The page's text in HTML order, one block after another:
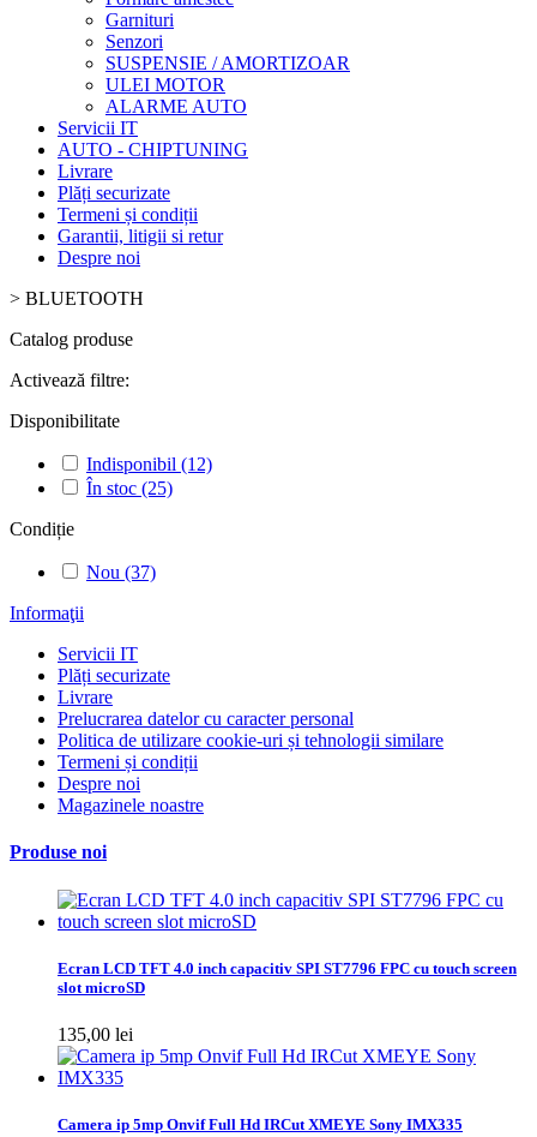
Garnituri
Senzori
SUSPENSIE / AMORTIZOAR
ULEI MOTOR
ALARME AUTO
Servicii IT
AUTO - CHIPTUNING
Livrare
Plăți securizate
Termeni și condiții
Garantii, litigii si retur
Despre noi
> BLUETOOTH
Catalog produse
Activează filtre:
Disponibilitate
Indisponibil (12)
În stoc (25)
Condiție
Nou (37)
Informaţii
Servicii IT
Plăți securizate
Livrare
Prelucrarea datelor cu caracter personal
Politica de utilizare cookie-uri și tehnologii similare
Termeni și condiții
Despre noi
Magazinele noastre
Produse noi
Ecran LCD TFT 4.0 inch capacitiv SPI ST7796 FPC cu touch screen
slot microSD
135,00 lei
Camera ip 5mp Onvif Full Hd IRCut XMEYE Sony IMX335